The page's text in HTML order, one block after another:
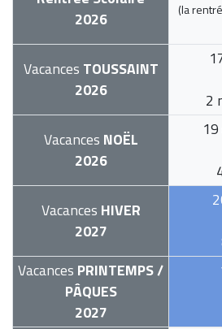
2026
(la
Vacances TOUSSAINT
2026
2
Vacances NOËL
2026
Vacances HIVER
2027
Vacances PRINTEMPS /
PÂQUES
2027